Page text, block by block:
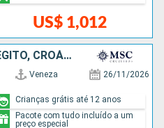
US$ 1,012
ITÁLIA, GRÉCIA, CHIPRE, EGITO, CROÁCIA
Veneza 26/11/2026
Crianças grátis até 12 anos
Pacote com tudo incluído a um
preço especial